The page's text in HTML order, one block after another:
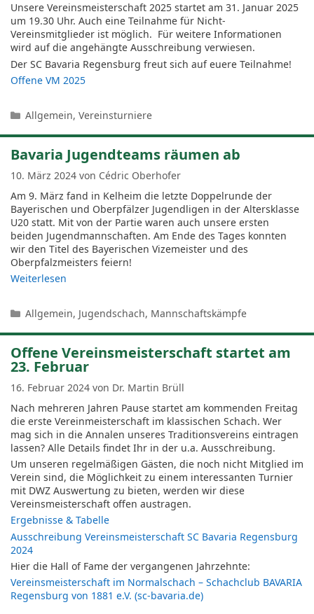
Unsere Vereinsmeisterschaft 2025 startet am 31. Januar 2025
um 19.30 Uhr. Auch eine Teilnahme für Nicht-
Vereinsmitglieder ist möglich. Für weitere Informationen
wird auf die angehängte Ausschreibung verwiesen.
Der SC Bavaria Regensburg freut sich auf euere Teilnahme!
Offene VM 2025
Kategorien
Allgemein,Vereinsturniere
Bavaria Jugendteams räumen ab
10. März 2024 von Cédric Oberhofer
Am 9. März fand in Kelheim die letzte Doppelrunde der
Bayerischen und Oberpfälzer Jugendligen in der Altersklasse
U20 statt. Mit von der Partie waren auch unsere ersten
beiden Jugendmannschaften. Am Ende des Tages konnten
wir den Titel des Bayerischen Vizemeister und des
Oberpfalzmeisters feiern!
Weiterlesen
Kategorien
Allgemein, Jugendschach, Mannschaftskämpfe
Offene Vereinsmeisterschaft startet am
23. Februar
16. Februar 2024 von Dr. Martin Brüll
Nach mehreren Jahren Pause startet am kommenden Freitag
die erste Vereinmeisterschaft im klassischen Schach. Wer
mag sich in die Annalen unseres Traditionsvereins eintragen
lassen? Alle Details findet Ihr in der u.a. Ausschreibung.
Um unseren regelmäßigen Gästen, die noch nicht Mitglied im
Verein sind, die Möglichkeit zu einem interessanten Turnier
mit DWZ Auswertung zu bieten, werden wir diese
Vereinsmeisterschaft offen austragen.
Ergebnisse & Tabelle
Ausschreibung Vereinsmeisterschaft SC Bavaria Regensburg
2024
Hier die Hall of Fame der vergangenen Jahrzehnte:
Vereinsmeisterschaft im Normalschach – Schachclub BAVARIA
Regensburg von 1881 e.V. (sc-bavaria.de)